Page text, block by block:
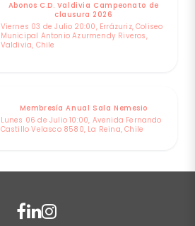
Abonos C.D. Valdivia Campeonato de
clausura 2026
Viernes 03 de Julio 20:00, Errázuriz, Coliseo
Municipal Antonio Azurmendy Riveros,
Valdivia, Chile
Membresía Anual Sala Nemesio
Lunes 06 de Julio 10:00, Avenida Fernando
Castillo Velasco 8580, La Reina, Chile